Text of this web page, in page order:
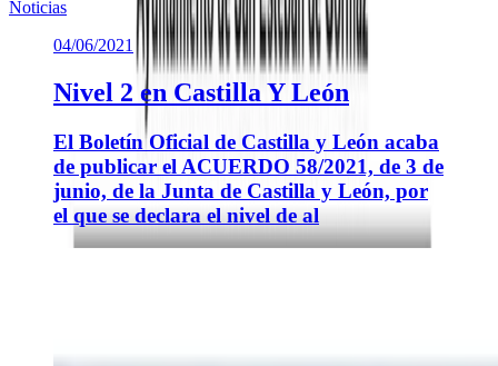
Noticias
04/06/2021
Nivel 2 en Castilla Y León
El Boletín Oficial de Castilla y León acaba
de publicar el ACUERDO 58/2021, de 3 de
junio, de la Junta de Castilla y León, por
el que se declara el nivel de al